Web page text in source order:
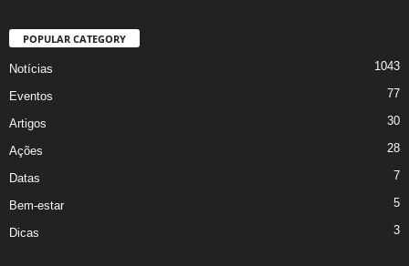
POPULAR CATEGORY
Notícias 1043
Eventos 77
Artigos 30
Ações 28
Datas 7
Bem-estar 5
Dicas 3